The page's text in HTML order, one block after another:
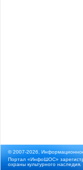
© 2007-2026,
Портал «ИнфоШОС»
охраны культурного